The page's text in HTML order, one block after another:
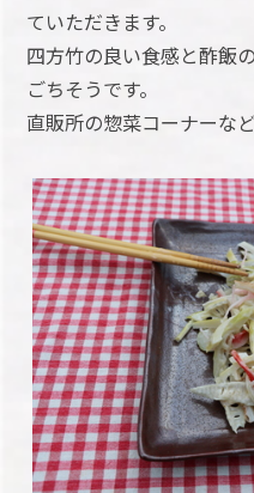
ていただきます。
四方竹の良い食感と酢飯
ごちそうです。
直販所の惣菜コーナーな